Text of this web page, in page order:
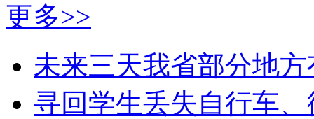
更多>>
未来三天我省部分地
寻回学生丢失自行车